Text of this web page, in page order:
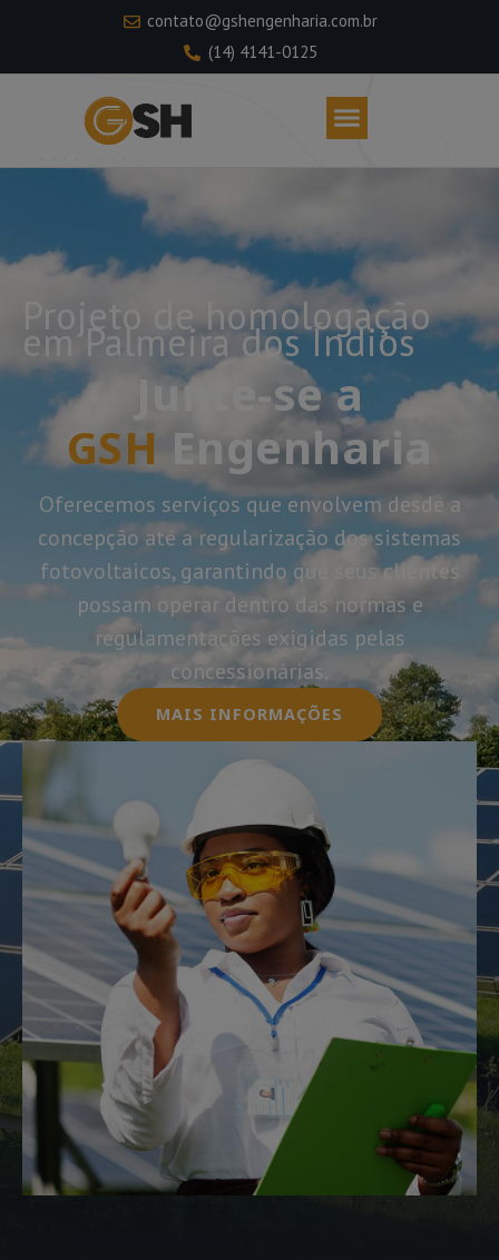
contato@gshengenharia.com.br
(14) 4141-0125
Projeto de homologação
em Palmeira dos Índios
Junte-se a
GSH Engenharia
Oferecemos serviços que envolvem desde a
concepção até a regularização dos sistemas
fotovoltaicos, garantindo que seus clientes
possam operar dentro das normas e
regulamentações exigidas pelas
concessionárias.
MAIS INFORMAÇÕES